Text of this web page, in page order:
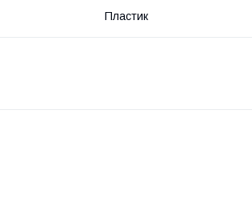
Пластик